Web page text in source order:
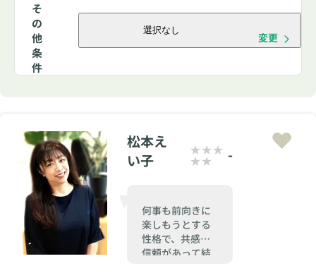
そ
の
他
条
件
選択なし
変更
松本え
い子
何事も前向きに
楽しもうとする
性格で、共感と
信頼があって結
-